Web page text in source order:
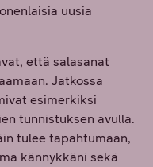
uusia
että salasanat
Jatkossa
esimerkiksi
tunnistuksen avulla.
tulee tapahtumaan,
kännykkäni sekä